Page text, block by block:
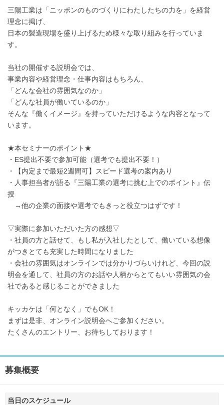
三陽工業は「ニッポンのものづくりにわたしたちの力を」を経営
理念に掲げ、
日本の製造現場を盛り上げるため様々な取り組みを行っていま
す。
当社の開催する説明会では、
事業内容や経営理念・仕事内容はもちろん、
「どんな会社の雰囲気なのか」
「どんな社員が働いているのか」
そんな『働くイメージ』を持っていただけるような内容となって
います。
★本セミナーのポイント★
・ES提出不要で参加可能（選考でも提出不要！）
・【内定まで最短2週間可】スピード選考の案内あり
・人事担当者が語る『三陽工業の選考に挑む上でのポイント』伝
授
→他の企業の面接や選考でもきっと役立つはずです！
▽実際に参加いただいた方の感想▽
・社員の方と話せて、もし私が入社したとして、働いている想像
がつきとても充実した時間になりました
・会社の雰囲気はオンラインでは分かりづらいけれど、今回の説
明会を通して、社員の方のお話や人柄からとてもいい雰囲気の会
社であると感じることができました
キッカケは「何となく」でもOK！
まずは是非、オンライン説明会へご参加ください。
たくさんのエントリー、お待ちしております！
募集概要
当日のスケジュール